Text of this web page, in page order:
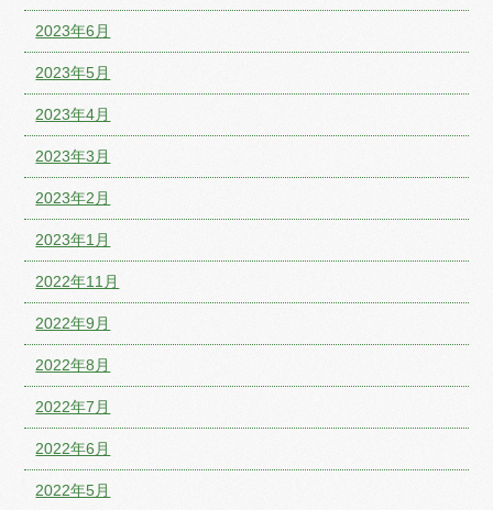
2023年6月
2023年5月
2023年4月
2023年3月
2023年2月
2023年1月
2022年11月
2022年9月
2022年8月
2022年7月
2022年6月
2022年5月